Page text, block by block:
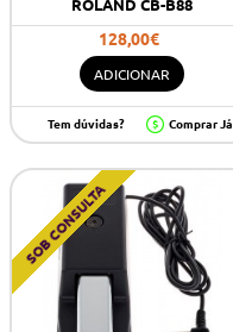
ROLAND CB-B88
128,00€
ADICIONAR
Tem dúvidas? Comprar Já
SOB CONSULTA